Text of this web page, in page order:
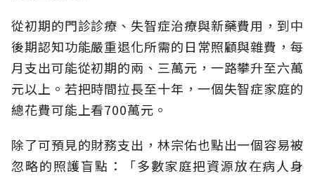
從初期的門診診療、失智症治療與新藥費用，到中
後期認知功能嚴重退化所需的日常照顧與雜費，每
月支出可能從初期的兩、三萬元，一路攀升至六萬
元以上。若把時間拉長至十年，一個失智症家庭的
總花費可能上看700萬元。
除了可預見的財務支出，林宗佑也點出一個容易被
忽略的照護盲點：「多數家庭把資源放在病人身